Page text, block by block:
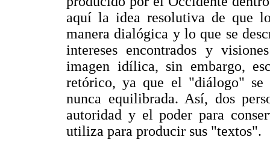
aquí la idea resolutiva de que
manera dialógica y lo que se
intereses encontrados y
imagen idílica, sin embargo,
retórico, ya que el "diálogo" se
nunca equilibrada. Así, dos
autoridad y el poder para
utiliza para producir sus "textos".